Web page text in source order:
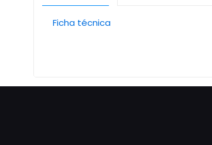
Ficha técnica